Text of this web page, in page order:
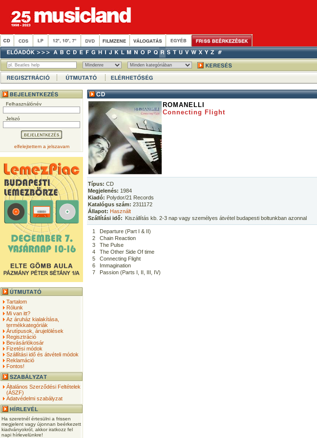
Felhasználónév
Jelszó
elfelejtettem a jelszavam
Tartalom
Rólunk
Mi van itt?
Az áruház kialakítása,
termékkategóriák
Árutípusok, árujelölések
Regisztráció
Bevásárlókosár
Fizetési módok
Szállítási idő és átvételi módok
Reklamáció
Fontos!
Általános Szerződési Feltételek
(ÁSZF)
Adatvédelmi szabályzat
Ha szeretnél értesülni a frissen
megjelent vagy újonnan beérkezett
kiadványokról, akkor iratkozz fel
napi hírlevelünkre!
ROMANELLI
Connecting Flight
Típus: CD
Megjelenés: 1984
Kiadó: Polydor/21 Records
Katalógus szám: 2311172
Állapot: Használt
Szállítási idő: Kiszállítás kb. 2-3 nap vagy személyes átvétel budapesti boltunkban azonnal
1
Departure (Part I & II)
2
Chain Reaction
3
The Pulse
4
The Other Side Of time
5
Connecting Flight
6
Immagination
7
Passion (Parts I, II, III, IV)